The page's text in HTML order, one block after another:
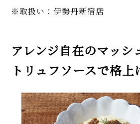
※取扱い：伊勢丹新宿店
アレンジ自在のマッシ
トリュフソースで格上